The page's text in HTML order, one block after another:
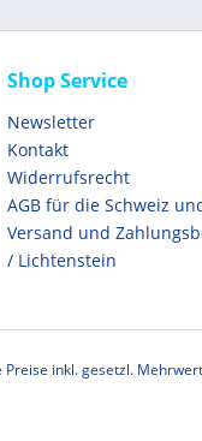
Shop Service
Newsletter
Kontakt
Widerrufsrecht
AGB für die Schweiz
Versand und
/ Lichtenstein
Preise inkl. gesetzl.